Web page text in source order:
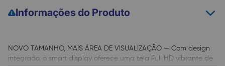
Informações do Produto
NOVO TAMANHO, MAIS ÁREA DE VISUALIZAÇÃO — Com design
integrado, o smart display oferece uma tela Full HD vibrante de